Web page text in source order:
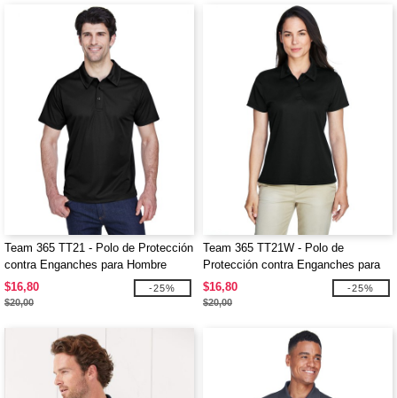
Team 365 TT21 - Polo de Protección
contra Enganches para Hombre
$16,80
$20,00
-25%
Team 365 TT21W - Polo de
Protección contra Enganches para
Damas
$16,80
$20,00
-25%